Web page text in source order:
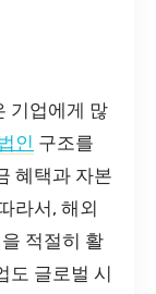
기업에게 많
인 구조를
혜택과 자본
라서, 해외
적절히 활
도 글로벌 시